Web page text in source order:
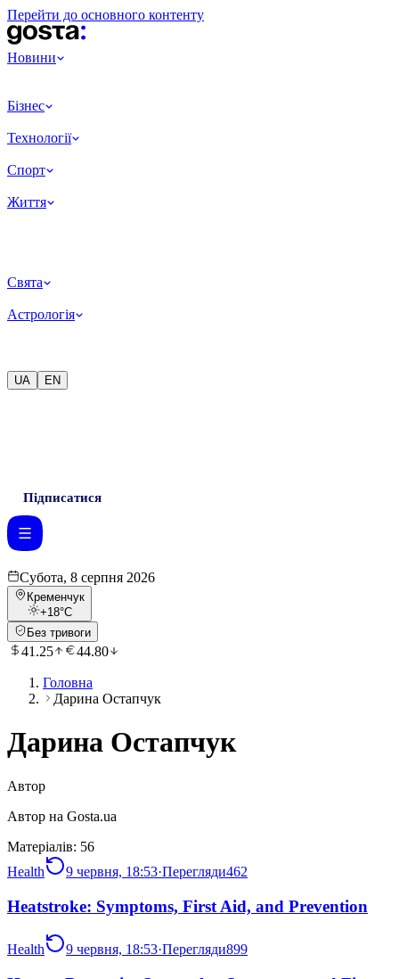
Перейти до основного контенту
Новини
Бізнес
Технології
Спорт
Життя
Свята
Астрологія
UA EN
Підписатися
Субота, 8 серпня 2026
Кременчук
+18°C
Без тривоги
41.25 44.80
Головна
Дарина Остапчук
Дарина Остапчук
Автор
Автор на Gosta.ua
Матеріалів: 56
Health
9 червня, 18:53·Перегляди462
Heatstroke: Symptoms, First Aid, and Prevention
Health 9 червня, 18:53·Перегляди899